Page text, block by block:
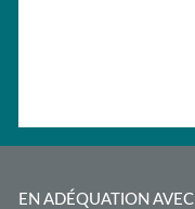
EN ADÉQUATION AVEC